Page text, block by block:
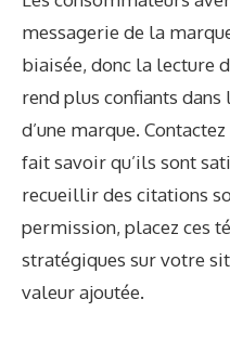
messagerie de la
biaisée, donc la lecture
rend plus confiants
d’une marque.
fait savoir qu’ils sont
recueillir des citations
permission, placez ces
stratégiques sur votre
valeur ajoutée.